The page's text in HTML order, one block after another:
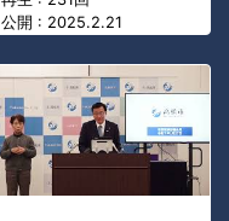
公開 : 2025.2.21